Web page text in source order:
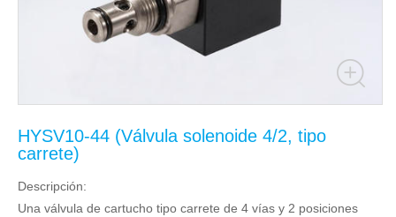
HYSV10-44 (Válvula solenoide 4/2, tipo
carrete)
Descripción:
Una válvula de cartucho tipo carrete de 4 vías y 2 posiciones